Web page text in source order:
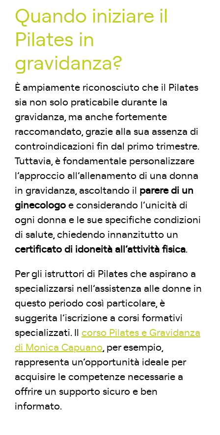
Quando iniziare il
Pilates in
gravidanza?
È ampiamente riconosciuto che il Pilates
sia non solo praticabile durante la
gravidanza, ma anche fortemente
raccomandato, grazie alla sua assenza di
controindicazioni fin dal primo trimestre.
Tuttavia, è fondamentale personalizzare
l’approccio all’allenamento di una donna
in gravidanza, ascoltando il parere di un
ginecologo e considerando l’unicità di
ogni donna e le sue specifiche condizioni
di salute, chiedendo innanzitutto un
certificato di idoneità all’attività fisica.
Per gli istruttori di Pilates che aspirano a
specializzarsi nell’assistenza alle donne in
questo periodo così particolare, è
suggerita l’iscrizione a corsi formativi
specializzati. Il corso Pilates e Gravidanza
di Monica Capuano, per esempio,
rappresenta un’opportunità ideale per
acquisire le competenze necessarie a
offrire un supporto sicuro e ben
informato.